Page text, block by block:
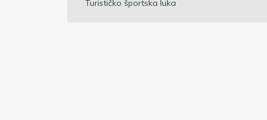
Turističko športska luka